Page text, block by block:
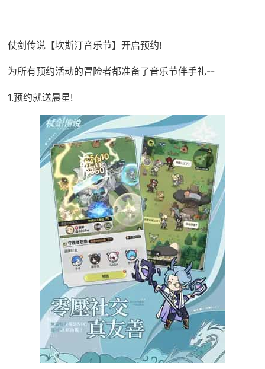
仗剑传说【坎斯汀音乐节】开启预约!
为所有预约活动的冒险者都准备了音乐节伴手礼--
1.预约就送晨星!